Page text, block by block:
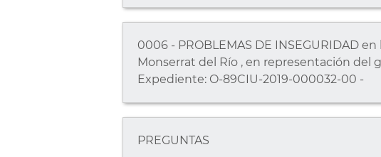
0006 - PROBLEMAS DE INSEGURIDAD
Monserrat del Río , en representación del
Expediente: O-89CIU-2019-000032-00 -
PREGUNTAS